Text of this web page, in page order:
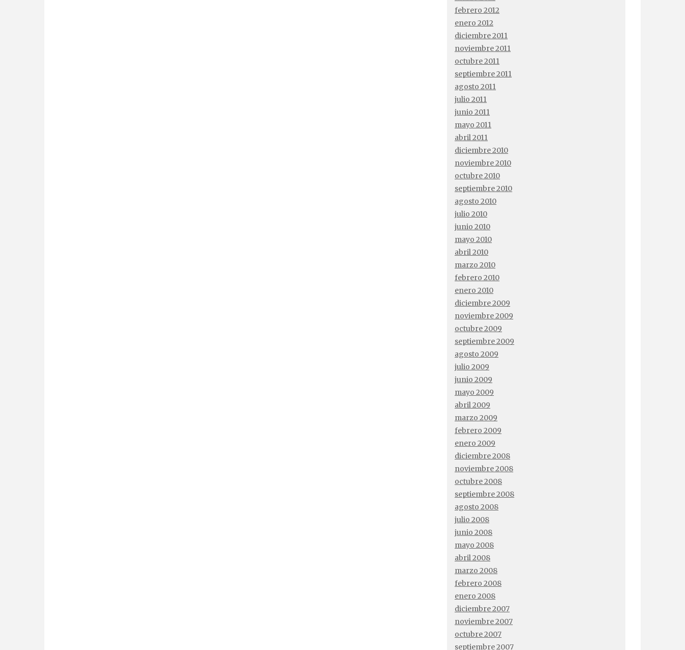
febrero 2012
enero 2012
diciembre 2011
noviembre 2011
octubre 2011
septiembre 2011
agosto 2011
julio 2011
junio 2011
mayo 2011
abril 2011
diciembre 2010
noviembre 2010
octubre 2010
septiembre 2010
agosto 2010
julio 2010
junio 2010
mayo 2010
abril 2010
marzo 2010
febrero 2010
enero 2010
diciembre 2009
noviembre 2009
octubre 2009
septiembre 2009
agosto 2009
julio 2009
junio 2009
mayo 2009
abril 2009
marzo 2009
febrero 2009
enero 2009
diciembre 2008
noviembre 2008
octubre 2008
septiembre 2008
agosto 2008
julio 2008
junio 2008
mayo 2008
abril 2008
marzo 2008
febrero 2008
enero 2008
diciembre 2007
noviembre 2007
octubre 2007
septiembre 2007